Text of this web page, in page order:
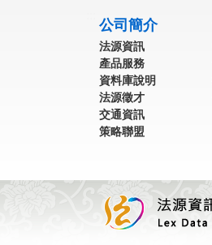
公司簡介
法源資訊
產品服務
資料庫說明
法源徵才
交通資訊
策略聯盟